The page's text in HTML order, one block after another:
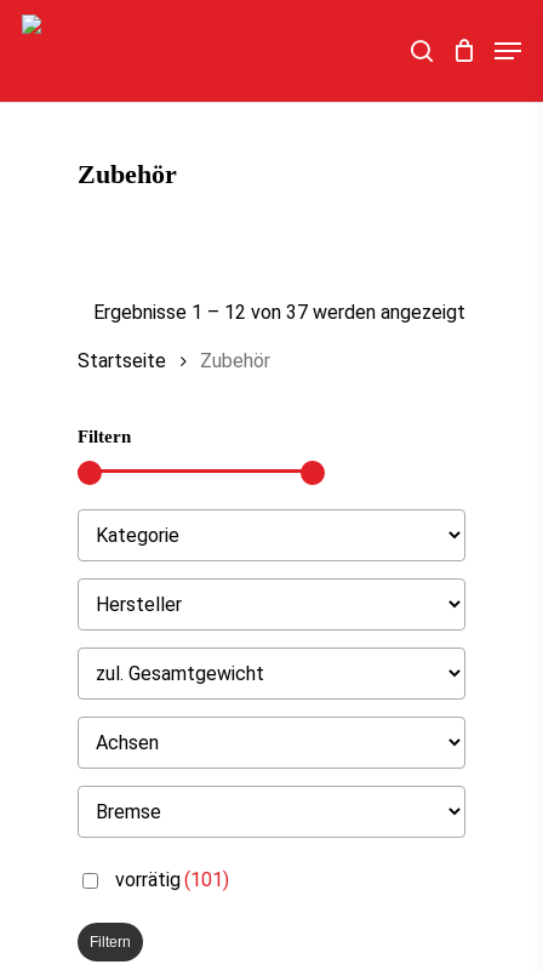
Skip
search
Zubehör
Ergebnisse 1 – 12 von 37 werden angezeigt
Startseite Zubehör
Filtern
vorrätig(101)
Filtern